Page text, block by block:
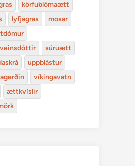
körfublómaætt
lyfjagras
mosar
súruætt
uppblástur
víkingavatn
ættkvíslir